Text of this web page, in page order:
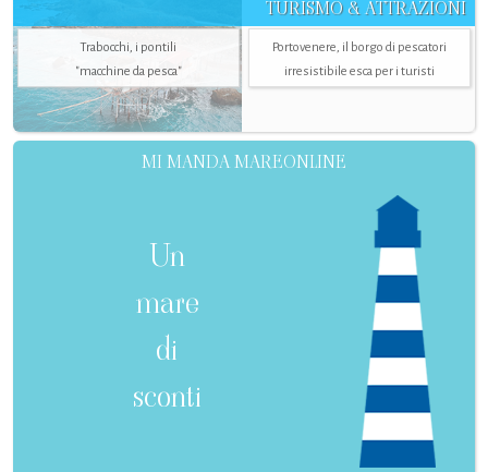
TURISMO & ATTRAZIONI
Trabocchi, i pontili
"macchine da pesca"
Portovenere, il borgo di pescatori
irresistibile esca per i turisti
MI MANDA MAREONLINE
Un
mare
di
sconti